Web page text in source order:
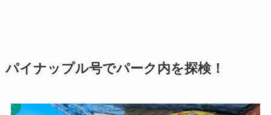
パイナップル号でパーク内を探検！